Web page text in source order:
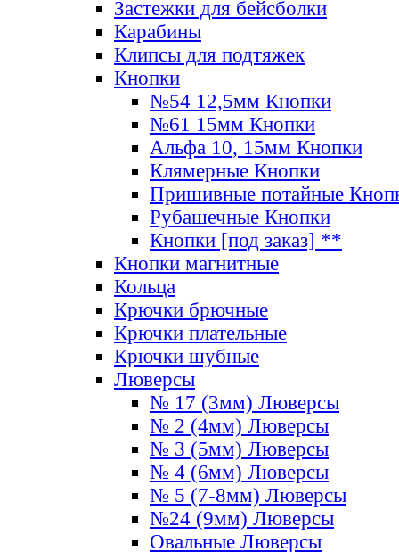
Застежки для бейсболки
Карабины
Клипсы для подтяжек
Кнопки
№54 12,5мм Кнопки
№61 15мм Кнопки
Альфа 10, 15мм Кнопки
Клямерные Кнопки
Пришивные потайные
Рубашечные Кнопки
Кнопки [под заказ] **
Кнопки магнитные
Кольца
Крючки брючные
Крючки плательные
Крючки шубные
Люверсы
№ 17 (3мм) Люверсы
№ 2 (4мм) Люверсы
№ 3 (5мм) Люверсы
№ 4 (6мм) Люверсы
№ 5 (7-8мм) Люверсы
№24 (9мм) Люверсы
Овальные Люверсы